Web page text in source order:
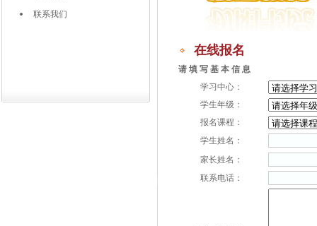
联系我们
在线报名
请 填 写 基 本 信 息
学习中心：
学生年级：
报名课程：
学生姓名：
家长姓名：
联系电话：